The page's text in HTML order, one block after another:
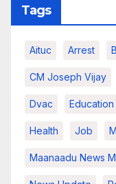
Tags
Aituc Arrest
CM Joseph Vijay
Dvac Education
Health Job
Maanaadu News